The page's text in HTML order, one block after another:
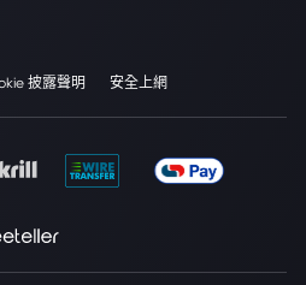
披露聲明 安全上網